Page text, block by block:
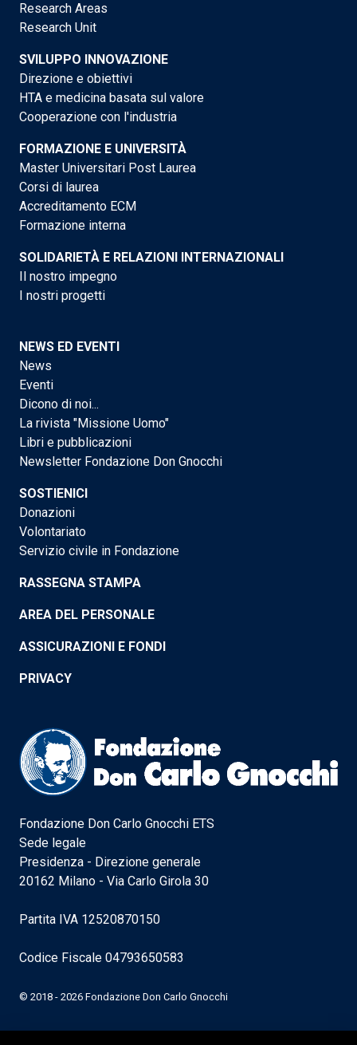
Research Areas
Research Unit
SVILUPPO INNOVAZIONE
Direzione e obiettivi
HTA e medicina basata sul valore
Cooperazione con l'industria
FORMAZIONE E UNIVERSITÀ
Master Universitari Post Laurea
Corsi di laurea
Accreditamento ECM
Formazione interna
SOLIDARIETÀ E RELAZIONI INTERNAZIONALI
Il nostro impegno
I nostri progetti
NEWS ED EVENTI
News
Eventi
Dicono di noi...
La rivista "Missione Uomo"
Libri e pubblicazioni
Newsletter Fondazione Don Gnocchi
SOSTIENICI
Donazioni
Volontariato
Servizio civile in Fondazione
RASSEGNA STAMPA
AREA DEL PERSONALE
ASSICURAZIONI E FONDI
PRIVACY
Fondazione Don Carlo Gnocchi ETS
Sede legale
Presidenza - Direzione generale
20162 Milano - Via Carlo Girola 30
Partita IVA 12520870150
Codice Fiscale 04793650583
© 2018 - 2026 Fondazione Don Carlo Gnocchi